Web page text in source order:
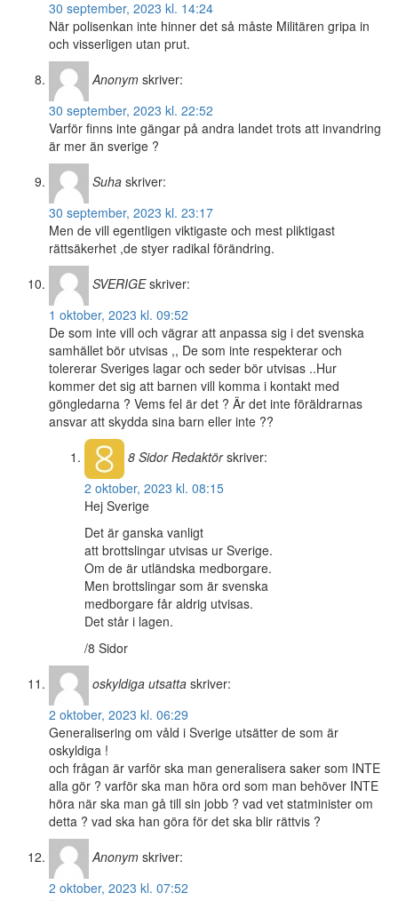
30 september, 2023 kl. 14:24
När polisenkan inte hinner det så måste Militären gripa in
och visserligen utan prut.
Anonym skriver:
30 september, 2023 kl. 22:52
Varför finns inte gängar på andra landet trots att invandring
är mer än sverige ?
Suha skriver:
30 september, 2023 kl. 23:17
Men de vill egentligen viktigaste och mest pliktigast
rättsäkerhet ,de styer radikal förändring.
SVERIGE skriver:
1 oktober, 2023 kl. 09:52
De som inte vill och vägrar att anpassa sig i det svenska
samhället bör utvisas ,, De som inte respekterar och
tolererar Sveriges lagar och seder bör utvisas ..Hur
kommer det sig att barnen vill komma i kontakt med
göngledarna ? Vems fel är det ? Är det inte föräldrarnas
ansvar att skydda sina barn eller inte ??
8 Sidor Redaktör skriver:
2 oktober, 2023 kl. 08:15
Hej Sverige
Det är ganska vanligt
att brottslingar utvisas ur Sverige.
Om de är utländska medborgare.
Men brottslingar som är svenska
medborgare får aldrig utvisas.
Det står i lagen.
/8 Sidor
oskyldiga utsatta skriver:
2 oktober, 2023 kl. 06:29
Generalisering om våld i Sverige utsätter de som är
oskyldiga !
och frågan är varför ska man generalisera saker som INTE
alla gör ? varför ska man höra ord som man behöver INTE
höra när ska man gå till sin jobb ? vad vet statminister om
detta ? vad ska han göra för det ska blir rättvis ?
Anonym skriver:
2 oktober, 2023 kl. 07:52